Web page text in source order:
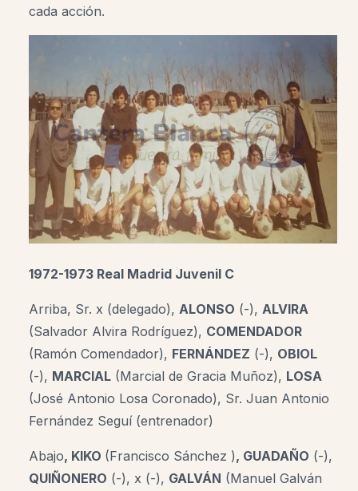
cada acción.
1972-1973 Real Madrid Juvenil C
Arriba, Sr. x (delegado), ALONSO (-), ALVIRA
(Salvador Alvira Rodríguez), COMENDADOR
(Ramón Comendador), FERNÁNDEZ (-), OBIOL
(-), MARCIAL (Marcial de Gracia Muñoz), LOSA
(José Antonio Losa Coronado), Sr. Juan Antonio
Fernández Seguí (entrenador)
Abajo, KIKO (Francisco Sánchez ), GUADAÑO (-),
QUIÑONERO (-), x (-), GALVÁN (Manuel Galván